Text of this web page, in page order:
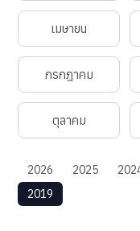
เมษายน
กรกฎาคม
ตุลาคม
2026 2025
2019